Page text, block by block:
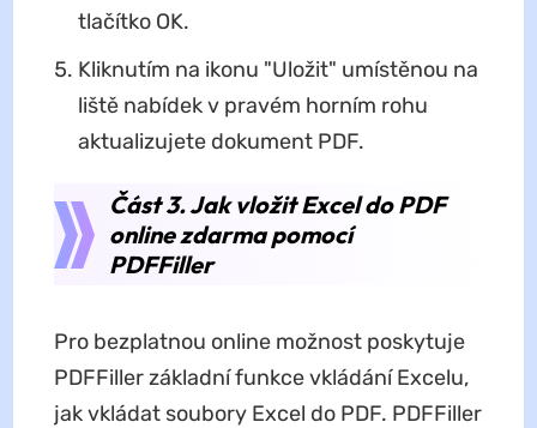
tlačítko OK.
Kliknutím na ikonu "Uložit" umístěnou na
liště nabídek v pravém horním rohu
aktualizujete dokument PDF.
Část 3. Jak vložit Excel do PDF
online zdarma pomocí
PDFFiller
Pro bezplatnou online možnost poskytuje
PDFFiller základní funkce vkládání Excelu,
jak vkládat soubory Excel do PDF. PDFFiller